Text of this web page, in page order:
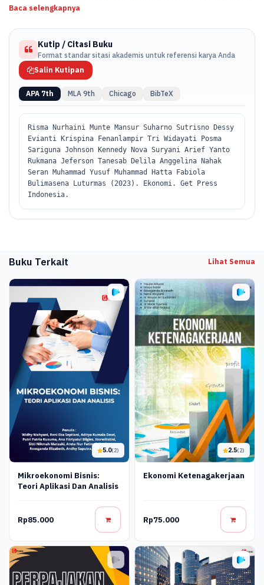
perbankan, Ekonomi public, Ekonomi koperasi dan kewirausahaan,
Evaluasi proyek pembangunan, Kebanksentralan, Ekonomi
perencanaan.
Baca selengkapnya
Kutip / Citasi Buku
Format standar sitasi akademis untuk referensi karya Anda
Salin Kutipan
APA 7th MLA 9th Chicago BibTeX
Risma Nurhaini Munte Mansur Suharno Sutrisno Dessy
Evianti Krispina Fenanlampir Tri Widayati Posma
Sariguna Johnson Kennedy Nova Suryani Arief Yanto
Rukmana Jeferson Tanesab Delila Anggelina Nahak
Seran Muhammad Yusuf Muhammad Hatta Fabiola
Bulimasena Luturmas (2023). Ekonomi. Get Press
Indonesia.
Buku Terkait Lihat Semua
5.0(2)
Mikroekonomi Bisnis:
Teori Aplikasi Dan Analisis
Rp85.000
2.5(2)
Ekonomi Ketenagakerjaan
Rp75.000